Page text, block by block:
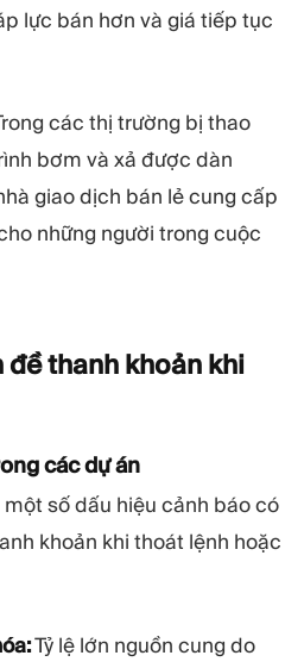
lực bán hơn và giá tiếp tục
các thị trường bị thao
bơm và xả được dàn
giao dịch bán lẻ cung cấp
những người trong cuộc
đề thanh khoản khi
các dự án
số dấu hiệu cảnh báo có
khoản khi thoát lệnh hoặc
Tỷ lệ lớn nguồn cung do